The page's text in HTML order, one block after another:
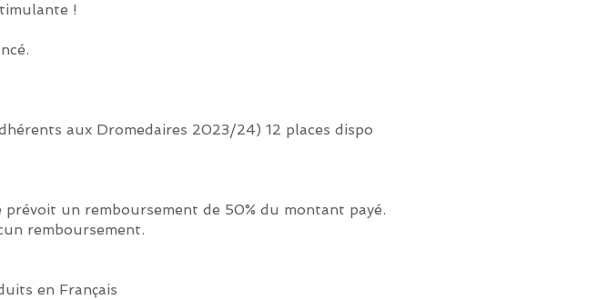
!
aux Dromedaires 2023/24) 12 places dispo
un remboursement de 50% du montant payé.
remboursement.
en Français